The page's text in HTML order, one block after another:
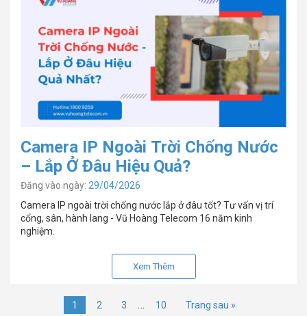
Camera IP Ngoài Trời Chống Nước
– Lắp Ở Đâu Hiệu Quả?
Đăng vào ngày: 29/04/2026
Camera IP ngoài trời chống nước lắp ở đâu tốt? Tư vấn vị trí
cổng, sân, hành lang - Vũ Hoàng Telecom 16 năm kinh
nghiệm.
Xem Thêm
1 2 3 … 10 Trang sau »